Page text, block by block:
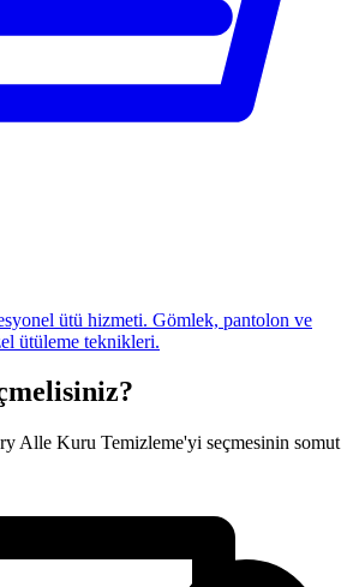
ütü hizmeti. Gömlek, pantolon ve
ütüleme teknikleri.
Alle Kuru Temizleme'yi seçmesinin somut